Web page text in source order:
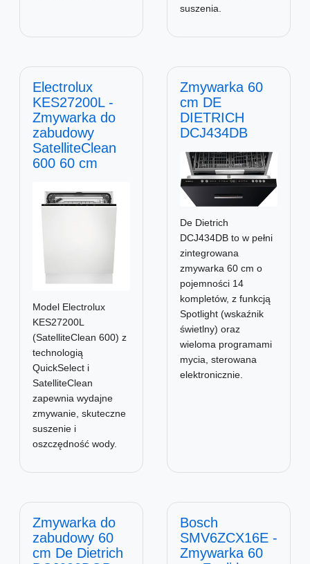
suszenia.
Electrolux
KES27200L -
Zmywarka do
zabudowy
SatelliteClean
600 60 cm
Model Electrolux
KES27200L
(SatelliteClean 600) z
technologią
QuickSelect i
SatelliteClean
zapewnia wydajne
zmywanie, skuteczne
suszenie i
oszczędność wody.
Zmywarka 60
cm DE
DIETRICH
DCJ434DB
De Dietrich
DCJ434DB to w pełni
zintegrowana
zmywarka 60 cm o
pojemności 14
kompletów, z funkcją
Spotlight (wskaźnik
świetlny) oraz
wieloma programami
mycia, sterowana
elektronicznie.
Zmywarka do
zabudowy 60
cm De Dietrich
Bosch
SMV6ZCX16E -
Zmywarka 60